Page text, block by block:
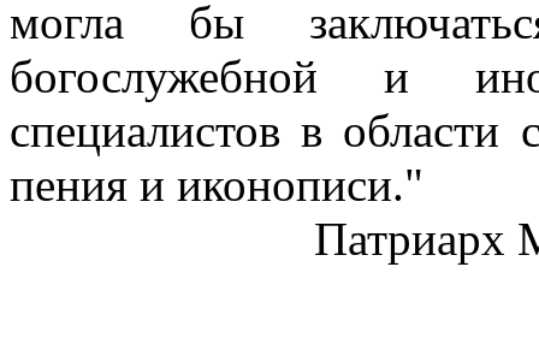
могла бы
богослужебной и
специалистов в области
пения и иконописи."
Патриарх